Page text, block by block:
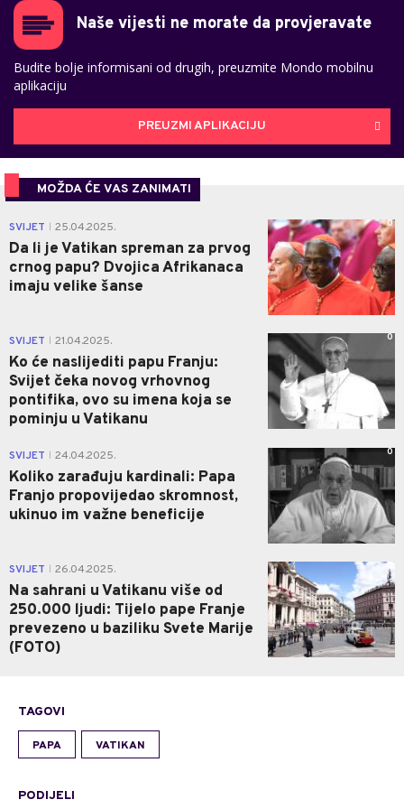
Naše vijesti ne morate da provjeravate
Budite bolje informisani od drugih, preuzmite Mondo mobilnu
aplikaciju
PREUZMI APLIKACIJU
MOŽDA ĆE VAS ZANIMATI
SVIJET 25.04.2025.
Da li je Vatikan spreman za prvog
crnog papu? Dvojica Afrikanaca
imaju velike šanse
0
SVIJET 21.04.2025.
Ko će naslijediti papu Franju:
Svijet čeka novog vrhovnog
pontifika, ovo su imena koja se
pominju u Vatikanu
0
SVIJET 24.04.2025.
Koliko zarađuju kardinali: Papa
Franjo propovijedao skromnost,
ukinuo im važne beneficije
0
SVIJET 26.04.2025.
Na sahrani u Vatikanu više od
250.000 ljudi: Tijelo pape Franje
prevezeno u baziliku Svete Marije
(FOTO)
0
TAGOVI
PAPA VATIKAN
PODIJELI